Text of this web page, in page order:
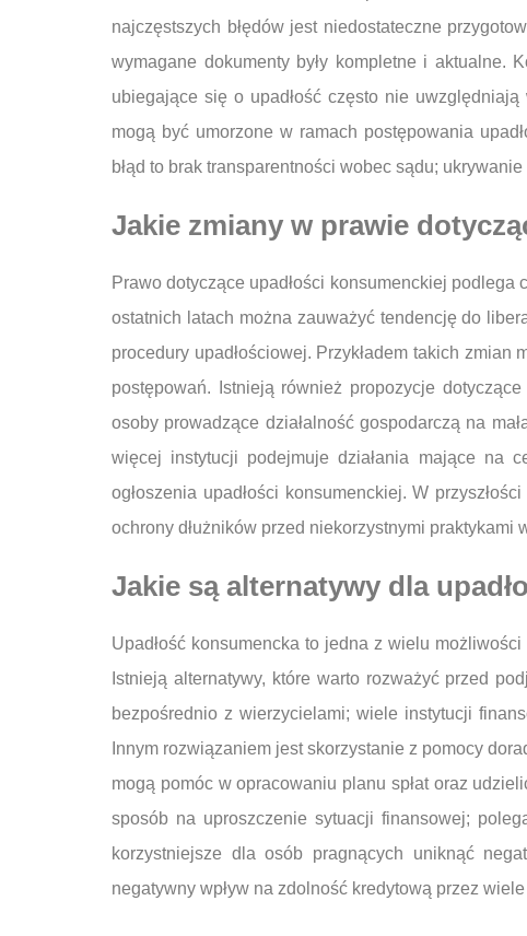
najczęstszych błędów jest niedostateczne
wymagane dokumenty były kompletne i aktualne.
ubiegające się o upadłość często nie
mogą być umorzone w ramach postępowania
błąd to brak transparentności wobec sądu;
Jakie zmiany w prawie
Prawo dotyczące upadłości konsumenckiej
ostatnich latach można zauważyć tendencję do
procedury upadłościowej. Przykładem takich
postępowań. Istnieją również propozycje
osoby prowadzące działalność gospodarczą na
więcej instytucji podejmuje działania mające na
ogłoszenia upadłości konsumenckiej. W
ochrony dłużników przed niekorzystnymi praktykami
Jakie są alternatywy dla
Upadłość konsumencka to jedna z wielu
Istnieją alternatywy, które warto rozważyć przed
bezpośrednio z wierzycielami; wiele instytucji
Innym rozwiązaniem jest skorzystanie z pomocy
mogą pomóc w opracowaniu planu spłat oraz
sposób na uproszczenie sytuacji finansowej;
korzystniejsze dla osób pragnących uniknąć
negatywny wpływ na zdolność kredytową przez wiele